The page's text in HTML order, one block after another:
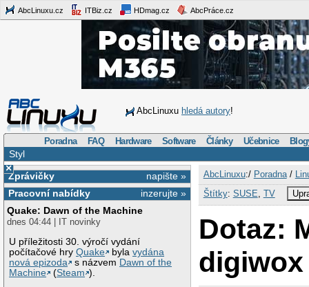
AbcLinuxu.cz ITBiz.cz HDmag.cz AbcPráce.cz
AbcLinuxu hledá autory!
Poradna FAQ Hardware Software Články Učebnice
Styl
×
napište »
Zprávičky
inzerujte »
Pracovní nabídky
Quake: Dawn of the Machine
dnes 04:44 | IT novinky
U příležitosti 30. výročí vydání
počítačové hryQuake bylavydána
nová epizoda
s názvem Dawn of the
Machine
(Steam ).
AbcLinuxu:/ Poradna/
Štítky: SUSE TV
Dotaz:
digiwox